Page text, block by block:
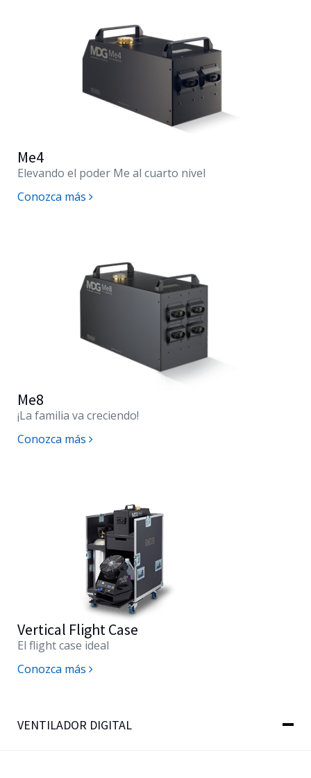
Me4
Elevando el poder Me al cuarto nivel
Conozca más
Me8
¡La familia va creciendo!
Conozca más
Vertical Flight Case
El flight case ideal
Conozca más
VENTILADOR DIGITAL